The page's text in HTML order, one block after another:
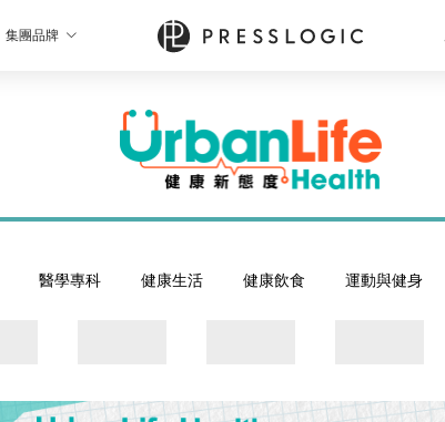
集團品牌
醫學專科 健康生活 健康飲食 運動與健身